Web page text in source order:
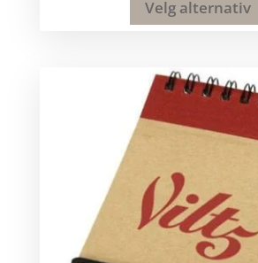
Velg alternativ